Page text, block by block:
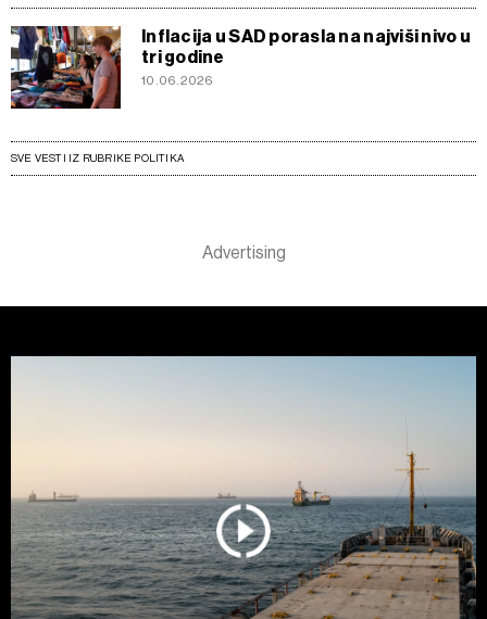
Inflacija u SAD porasla na najviši nivo u
tri godine
10.06.2026
SVE VESTI IZ RUBRIKE POLITIKA